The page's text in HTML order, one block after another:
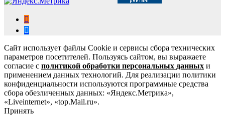
Сайт использует файлы Cookie и сервисы сбора технических
параметров посетителей. Пользуясь сайтом, вы выражаете
согласие с политикой обработки персональных данных и
применением данных технологий. Для реализации политики
конфиденциальности используются программные средства
сбора обезличенных данных: «Яндекс.Метрика»,
«Liveinternet», «top.Mail.ru».
Принять